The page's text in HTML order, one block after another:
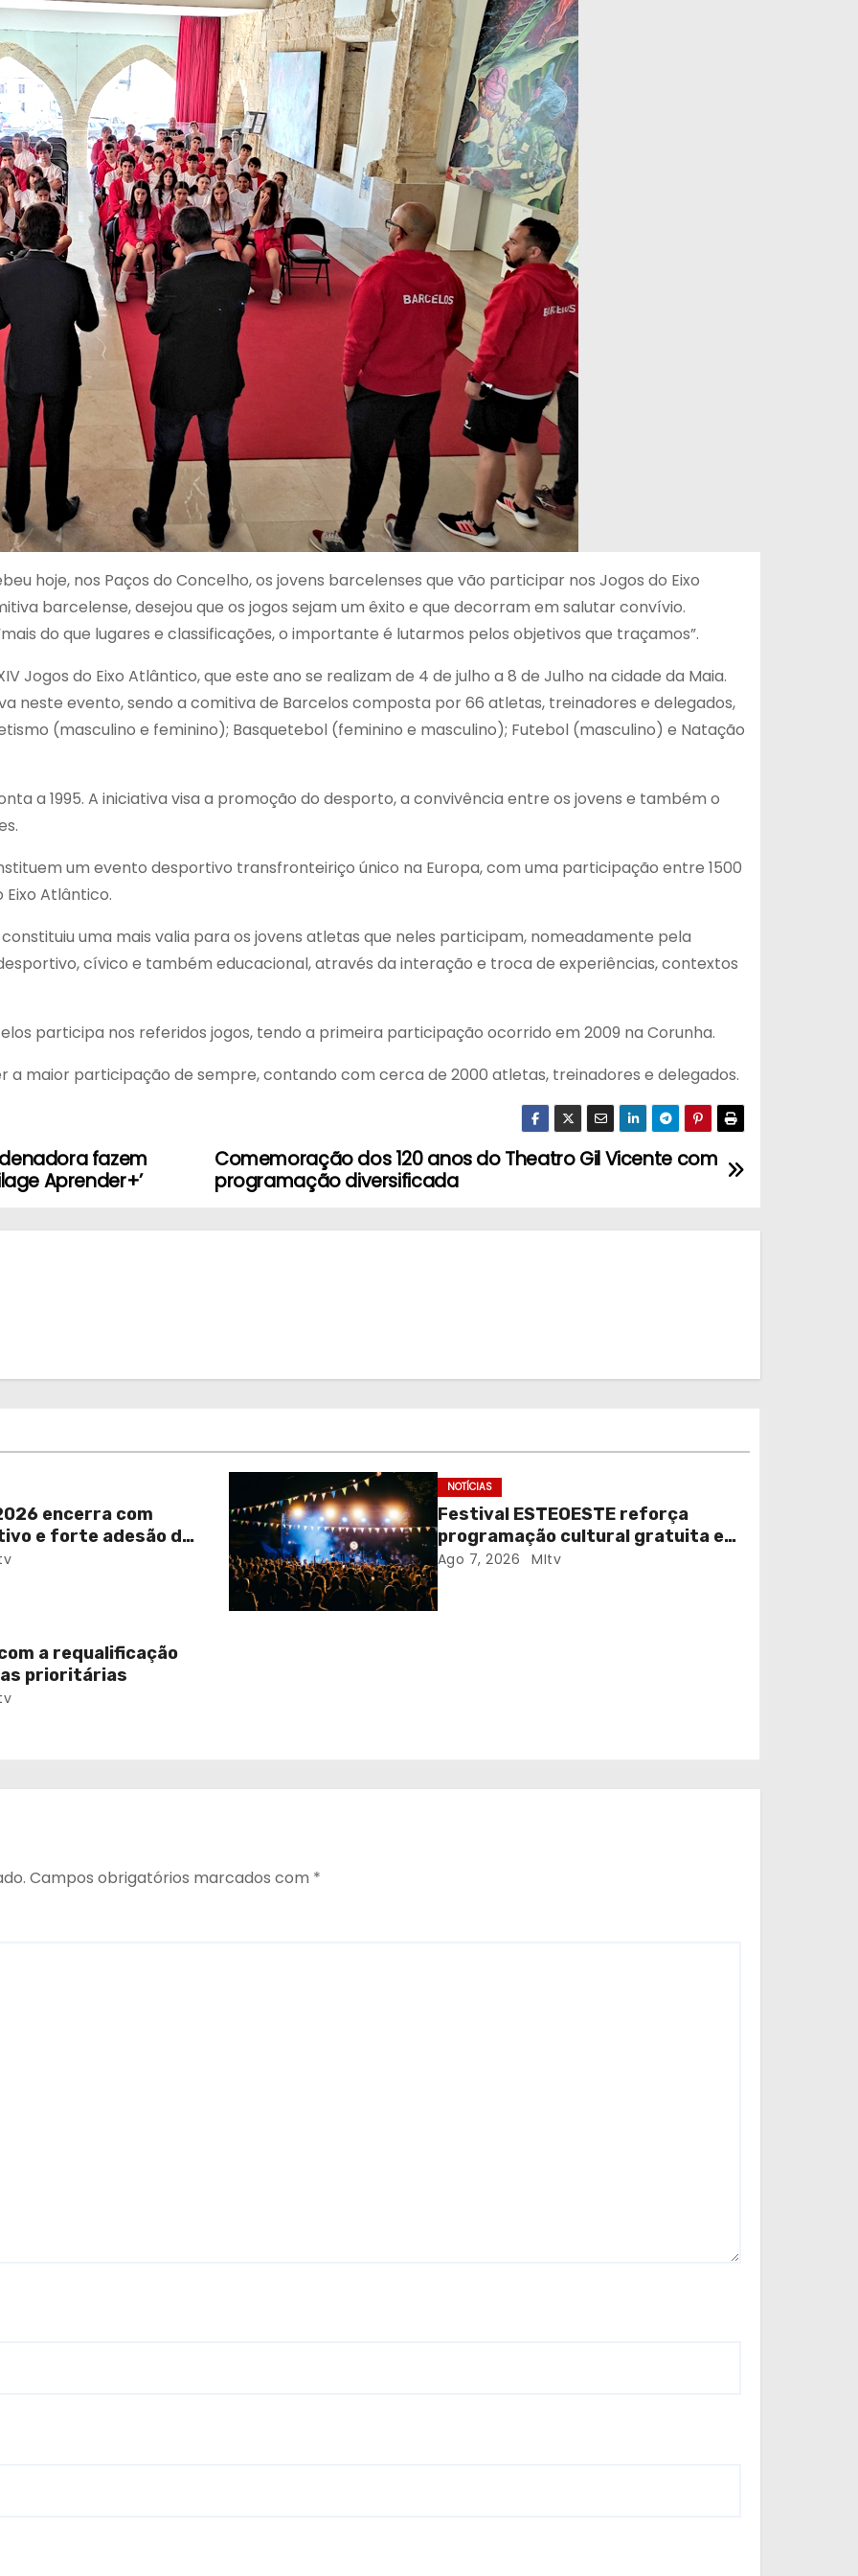
hoje, nos Paços do Concelho, os jovens barcelenses que vão participar nos Jogos do Eixo
barcelense, desejou que os jogos sejam um êxito e que decorram em salutar convívio.
do que lugares e classificações, o importante é lutarmos pelos objetivos que traçamos”.
Jogos do Eixo Atlântico, que este ano se realizam de 4 de julho a 8 de Julho na cidade da Maia.
neste evento, sendo a comitiva de Barcelos composta por 66 atletas, treinadores e delegados,
(masculino e feminino); Basquetebol (feminino e masculino); Futebol (masculino) e Natação
a 1995. A iniciativa visa a promoção do desporto, a convivência entre os jovens e também o
um evento desportivo transfronteiriço único na Europa, com uma participação entre 1500
Atlântico.
uma mais valia para os jovens atletas que neles participam, nomeadamente pela
cívico e também educacional, através da interação e troca de experiências, contextos
participa nos referidos jogos, tendo a primeira participação ocorrido em 2009 na Corunha.
a maior participação de sempre, contando com cerca de 2000 atletas, treinadores e delegados.
Comemoração dos 120 anos do Theatro Gil Vicente com
programação diversificada
fazem
Aprender+’
encerra com
e forte adesão da
NOTÍCIAS
Festival ESTEOESTE reforça
programação cultural gratuita em
Braga
Ago 7, 2026 MItv
a requalificação
prioritárias
Campos obrigatórios marcados com *